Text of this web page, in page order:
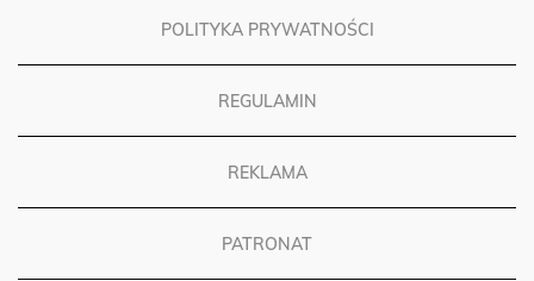
POLITYKA PRYWATNOŚCI
REGULAMIN
REKLAMA
PATRONAT